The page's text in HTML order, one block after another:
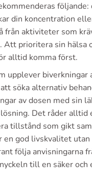
följande:
din koncentration
från aktiviteter som
Att prioritera sin hälsa
alltid komma först.
upplever biverkningar
söka alternativ
av dosen med sin
Det råder alltid
tillstånd som gikt
en god livskvalitet utan
följa anvisningarna
till en säker och